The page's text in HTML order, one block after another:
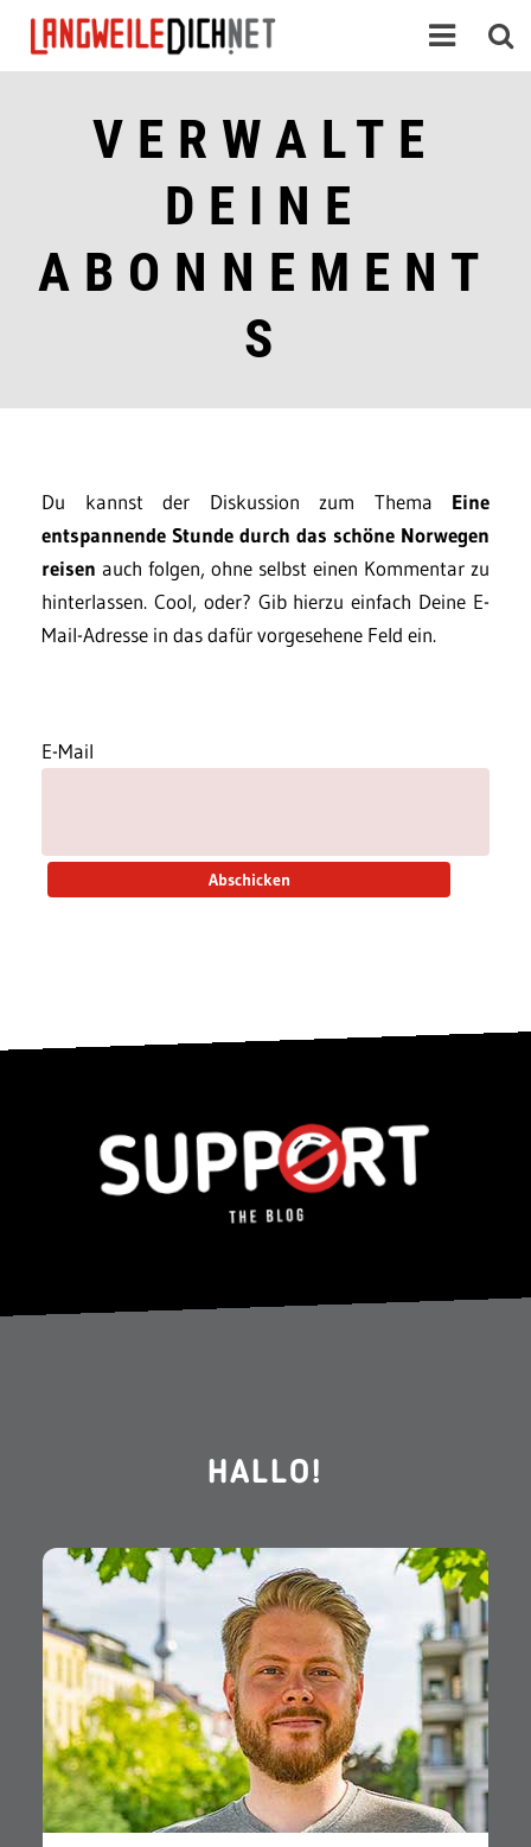
VERWALTE
DEINE
ABONNEMENT
S
Du kannst der Diskussion zum Thema Eine
entspannende Stunde durch das schöne Norwegen
reisen auch folgen, ohne selbst einen Kommentar zu
hinterlassen. Cool, oder? Gib hierzu einfach Deine E-
Mail-Adresse in das dafür vorgesehene Feld ein.
E-Mail
HALLO!